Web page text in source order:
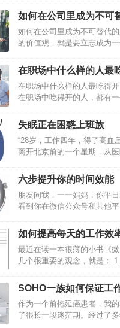
时候，老大”们可能会放你一马。
，那么它一定会抓到。17年前
就是在车间里一边汗流浃背地修
候能到账。创业前3年的时间里，
里以战养战，拆东墙补西墙。而
员工时强装兴奋，晚上回家休息
如何在公司里成为不可
如何在公司里成为不可替代
的价值观，就是要立志成为
立足。评判一个人的价值有很
其中之一而绝非关键。有时
的责任心以及谦虚的心态往
要百倍。下面这篇文章提到
得你深思和学习。 01 学会
在职场中什么样的人最
在职场中什么样的人最吃得
在职场中吃得开的人，都有
维灵活有的人工作好多年，
价值观非黑即白，看问题单一
维是多元的，能够透过现象
外界影响。比如说提拔，他
你好，你才好。一把手想提
般，就能提。所以，他们的重
的是上层路线，也许群众基…
失眠正在困惑上班族
“28岁，工作四年，得了高血
离开北京前的一个星期，从
十分惶恐，但是他心里又很明
步，只能怪自己。 在将近两
受失眠的困扰，整个人比两
下降非常明显，注意力也很
中。随之而来的，还有工作
活里，不如意常有，但从没有
六步提升你的时间效能
朋友问我，一一妈妈，你平
看到你在微信公众号和其他
场，你现在看书写读书笔记，
请问，你哪里来的那么多时间
半年的第一天，和你分享，
也是第四本书读书笔记《番
点：1.花10分钟列出当日计
要紧急 重要非紧急 不重要紧
记录你的时间，进行总结6.
如何提高每天的工作效
最近在读一本很薄的小书《
几个很重要的观念，就是：
只要开始行动，就比毫不作
一天内做很多事，长时间坚
的影响力会更大。我提高工
来有三个方面：注重“循环”，
SOHO一族如何保证工
作为一个前拖延癌患者，我
了很长一段迷茫期。经过了